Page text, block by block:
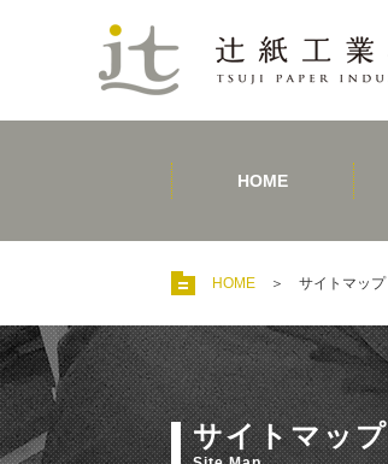
HOME
HOME サイトマップ
サイトマップ